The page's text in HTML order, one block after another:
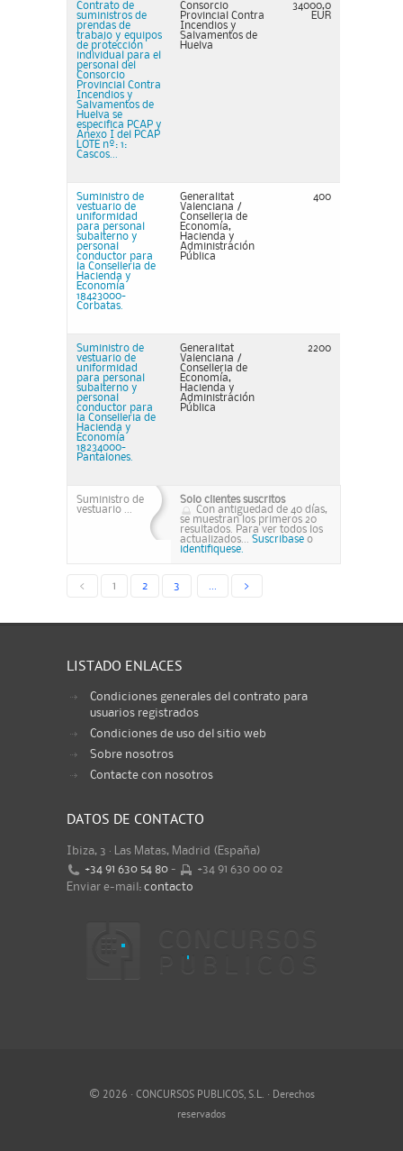
Contrato de
suministros de
prendas de
trabajo y equipos
de protección
individual para el
personal del
Consorcio
Provincial Contra
Incendios y
Salvamentos de
Huelva se
especifica PCAP y
Anexo I del PCAP
LOTE nº: 1:
Cascos...
Consorcio
Provincial Contra
Incendios y
Salvamentos de
Huelva
34000,0
EUR
Suministro de
vestuario de
uniformidad
para personal
subalterno y
personal
conductor para
la Conselleria de
Hacienda y
Economía
18423000-
Corbatas.
Generalitat
Valenciana /
Conselleria de
Economía,
Hacienda y
Administración
Pública
400
Suministro de
vestuario de
uniformidad
para personal
subalterno y
personal
conductor para
la Conselleria de
Hacienda y
Economía
18234000-
Pantalones.
Generalitat
Valenciana /
Conselleria de
Economía,
Hacienda y
Administración
Pública
2200
Suministro de
vestuario ...
Solo clientes suscritos
Con antiguedad de 40 días,
se muestran los primeros 20
resultados. Para ver todos los
actualizados... Suscribase o
identifiquese.
< 1 2 3 >
LISTADO ENLACES
Condiciones generales del contrato para
usuarios registrados
Condiciones de uso del sitio web
Sobre nosotros
Contacte con nosotros
DATOS DE CONTACTO
Ibiza, 3 · Las Matas, Madrid (España)
+34 91 630 54 80 -
+34 91 630 00 02
Enviar e-mail: contacto
© 2026 · CONCURSOS PUBLICOS, S.L. · Derechos
reservados